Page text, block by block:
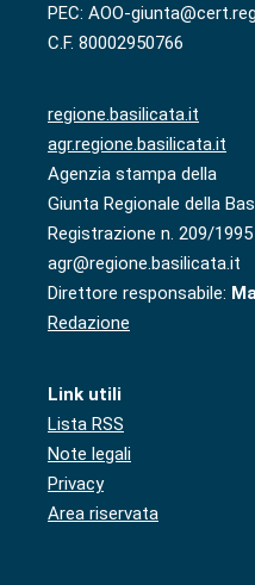
PEC: AOO-
C.F. 80002950766
regione.basilicata.it
agr.regione.basilicata.it
Agenzia stampa della
Giunta Regionale della
Registrazione n. 209/
agr@regione.basilicata.it
Direttore responsabile:
Redazione
Link utili
Lista RSS
Note legali
Privacy
Area riservata